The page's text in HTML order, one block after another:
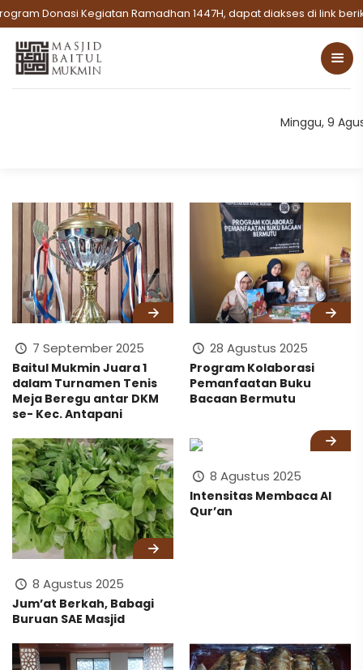
Donasi Kegiatan Ramadhan 1447H, dapat diakses di link
Minggu, 9
7 September 2025
Baitul Mukmin Juara 1
dalam Turnamen Tenis
Meja Beregu antar DKM
se- Kec. Antapani
28 Agustus 2025
Program Kolaborasi
Pemanfaatan Buku
Bacaan Bermutu
8 Agustus 2025
Jum’at Berkah, Babagi
Buruan SAE Masjid
8 Agustus 2025
Intensitas Membaca Al
Qur’an